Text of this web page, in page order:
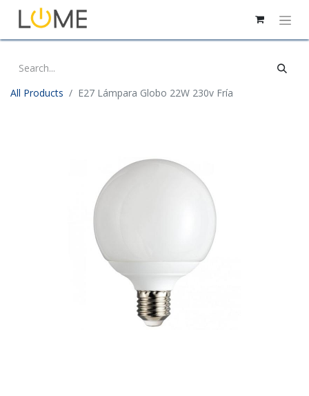
All Products E27 Lámpara Globo 22W 230v Fría